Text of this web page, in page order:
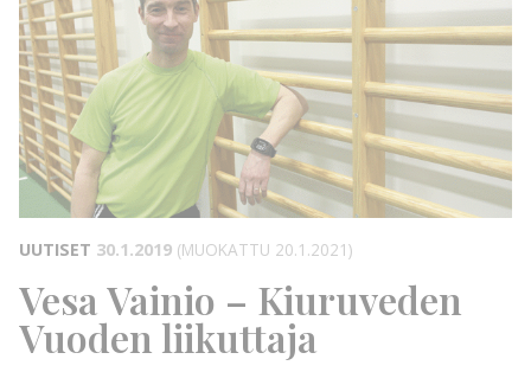
UUTISET 30.1.2019 (MUOKATTU 20.1.2021)
Vesa Vainio – Kiuruveden
Vuoden liikuttaja